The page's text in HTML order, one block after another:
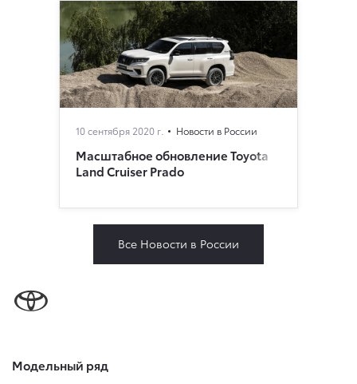
10 сентября 2020 г. Новости в России
Масштабное обновление Toyota
Land Cruiser Prado
Все Новости в России
Модельный ряд